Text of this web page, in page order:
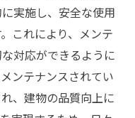
実施し、安全な使用
これにより、メンテ
対応ができるように
ンテナンスされてい
、建物の品質向上に